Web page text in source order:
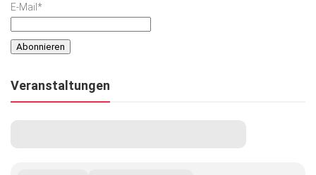
E-Mail*
Veranstaltungen